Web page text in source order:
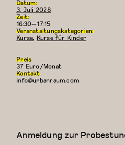
Anmeldung zur
Datum:
3. Juli 2028
Zeit:
16:30—17:15
Veranstaltungskategorien:
Kurse, Kurse für Kinder
Preis
37 Euro/Monat
Kontakt
info@urbanraum.com